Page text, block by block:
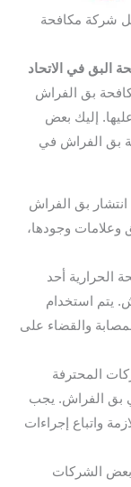
شركة مكافحة
البق في الاتحاد
بق الفراش
إليك بعض
بق الفراش في
انتشار بق الفراش
وعلامات وجودها،
الحرارية أحد
يتم استخدام
والقضاء على
المحترفة
بق الفراش. يجب
واتباع إجراءات
بعض الشركات